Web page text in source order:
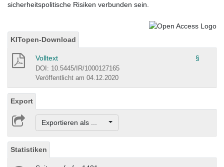
sicherheitspolitische Risiken verbunden sein.
KITopen-Download
Volltext §
DOI: 10.5445/IR/1000127165
Veröffentlicht am 04.12.2020
Export
Exportieren als ...
Statistiken